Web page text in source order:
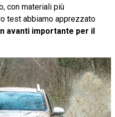
con materiali più
test abbiamo apprezzato
avanti importante per il